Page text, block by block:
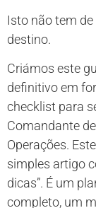
Isto não tem de
destino.
Criámos este
definitivo em
checklist para
Comandante de
Operações.
simples artigo
dicas”. É um
completo, um